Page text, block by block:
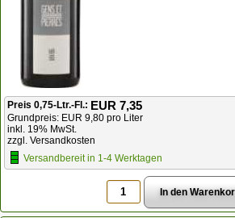
Preis 0,75-Ltr.-Fl.: EUR 7,35
Grundpreis: EUR 9,80 pro Liter
inkl. 19% MwSt.
zzgl. Versandkosten
Versandbereit in 1-4 Werktagen